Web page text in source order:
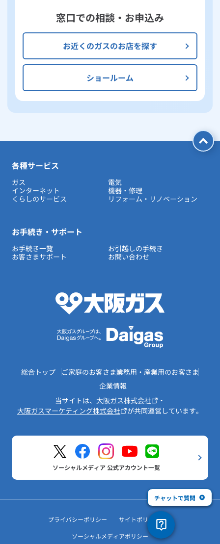
窓口での相談・お申込み
お近くのガスのお店を探す
ショールーム
各種サービス
ガス
電気
インターネット
機器・修理
くらしのサービス
リフォーム・リノベーション
お手続き・サポート
お手続き一覧
お引越しの手続き
お客さまサポート
お問い合わせ
総合トップ ご家庭のお客さま業務用・産業用のお客さま
企業情報
当サイトは、 大阪ガス株式会社
・
大阪ガスマーケティング株式会社
が共同運営しています。
ソーシャルメディア 公式アカウント一覧
プライバシーポリシー
サイトポリシー
ソーシャルメディアポリシー
チャットで質問